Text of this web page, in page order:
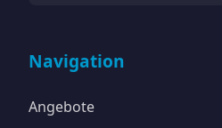
Navigation
Angebote